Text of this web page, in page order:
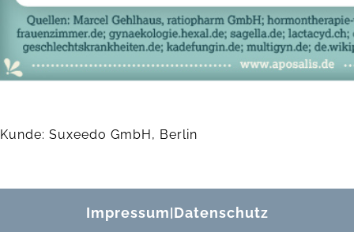
Kunde: Suxeedo GmbH, Berlin
Impressum|Datenschutz